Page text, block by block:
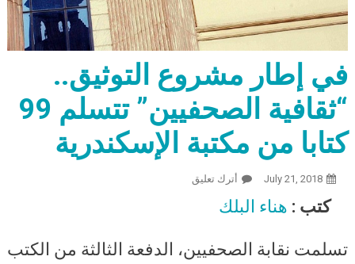
في إطار مشروع التوثيق..
“ثقافية الصحفيين” تتسلم 99
كتابا من مكتبة الإسكندرية
July 21, 2018 أترك تعليق
كتب : هناء البلك
تسلمت نقابة الصحفيين، الدفعة الثالثة من الكتب